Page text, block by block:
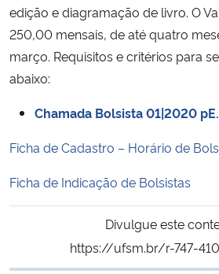
Ministério do Turismo
Ministério do Desenvolvimento Regional
Controladoria-Geral da União
Secretaria de Governo
edição e diagramação de livro. O
250,00 mensais, de até quatro
março. Requisitos e critérios para
abaixo:
Chamada Bolsista 01|2020
Ficha de Cadastro – Horário de
Ficha de Indicação de Bolsistas
Divulgue este
https://ufsm.br/r-747-410